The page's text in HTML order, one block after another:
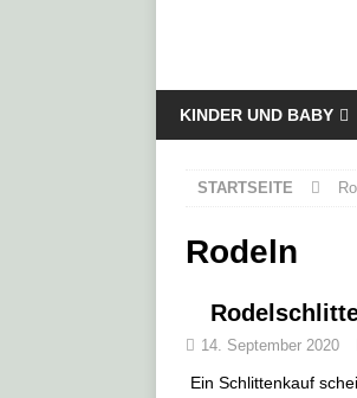
KINDER UND BABY
STARTSEITE
Rodeln
14. September 2020
Ein Schlittenkauf